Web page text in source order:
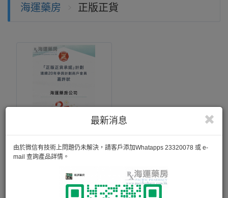
最新消息
由於微信有技術上問題仍未解決，請客戶添加Whatapps 23320078 或 e-
mail 查詢產品詳情。
海運藥房 正版正貨
正版正貨承諾